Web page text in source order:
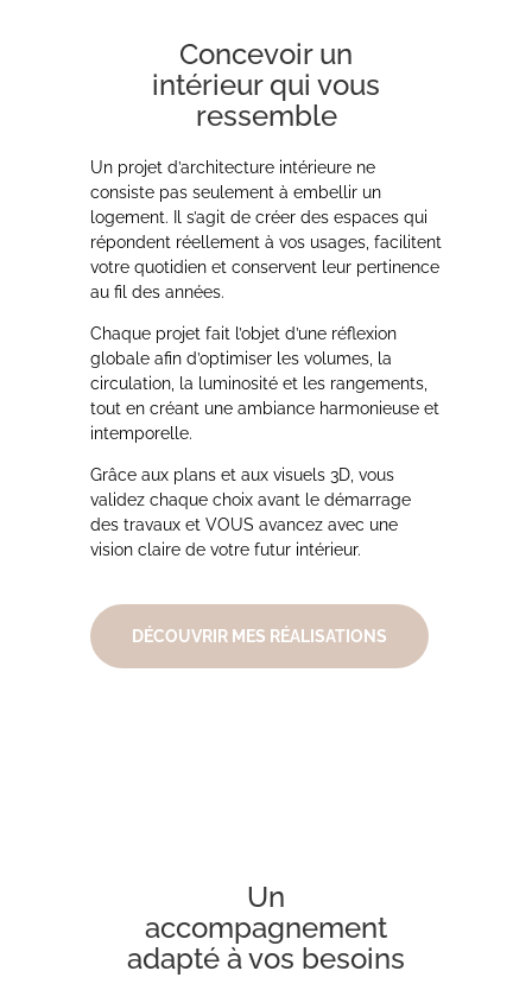
Concevoir un
intérieur qui vous
ressemble
Un projet d’architecture intérieure ne
consiste pas seulement à embellir un
logement. Il s’agit de créer des espaces qui
répondent réellement à vos usages, facilitent
votre quotidien et conservent leur pertinence
au fil des années.
Chaque projet fait l’objet d’une réflexion
globale afin d’optimiser les volumes, la
circulation, la luminosité et les rangements,
tout en créant une ambiance harmonieuse et
intemporelle.
Grâce aux plans et aux visuels 3D, vous
validez chaque choix avant le démarrage
des travaux et VOUS avancez avec une
vision claire de votre futur intérieur.
DÉCOUVRIR MES RÉALISATIONS
Un
accompagnement
adapté à vos besoins